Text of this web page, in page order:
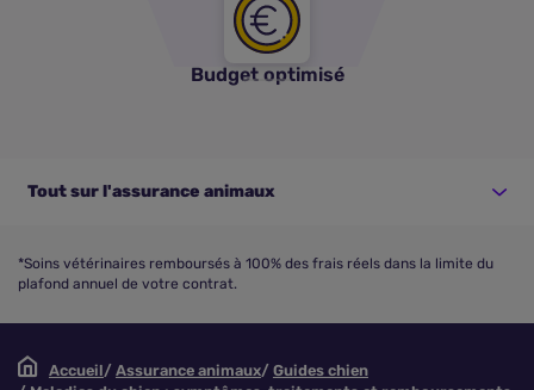
Budget optimisé
Tout sur l'assurance animaux
*Soins vétérinaires remboursés à 100% des frais réels dans la limite du
plafond annuel de votre contrat.
Accueil Assurance animaux
Guides chien